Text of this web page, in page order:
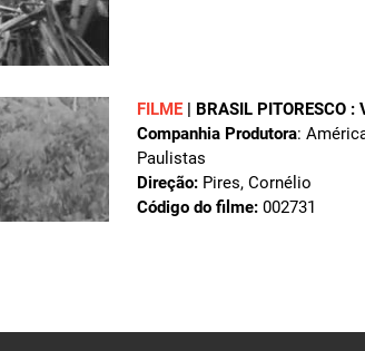
FILME | BRASIL PITORESCO :
Companhia Produtora:
Paulistas
Direção: Pires, Cornélio
Código do filme: 002731